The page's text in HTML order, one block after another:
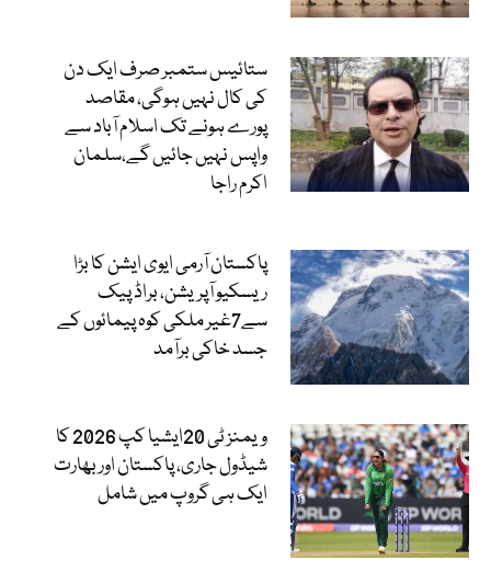
ستائیس ستمبر صرف ایک دن
کی کال نہیں ہوگی، مقاصد
پورے ہونے تک اسلام آباد سے
واپس نہیں جائیں گے،سلمان
اکرم راجا
پاکستان آرمی ایوی ایشن کا بڑا
ریسکیو آپریشن، براڈ پیک
سے7غیر ملکی کوہ پیمائوں کے
جسد خاکی برآمد
ویمنز ٹی 20ایشیا کپ 2026 کا
شیڈول جاری، پاکستان اور بھارت
ایک ہی گروپ میں شامل